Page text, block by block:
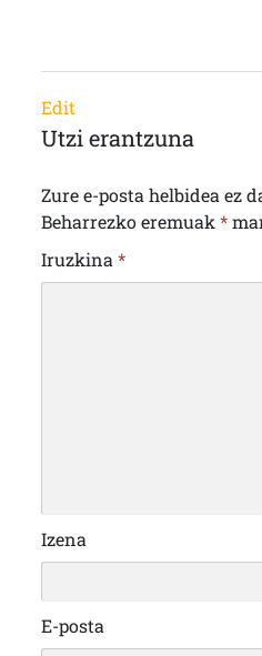
Edit
Utzi erantzuna
Zure e-posta helbidea ez
Beharrezko eremuak *
Iruzkina *
Izena
E-posta